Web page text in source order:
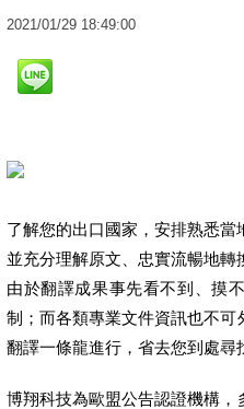
2021/01/29 18:49:00
了解您的出口國家，安排熟悉當
並充分理解原文、忠實流暢地轉
由於翻譯成果事先看不到、摸
制；而各類專業文件資訊也不
翻譯一條龍進行，省去您到處尋
博翔科技為歐盟公告認證機構